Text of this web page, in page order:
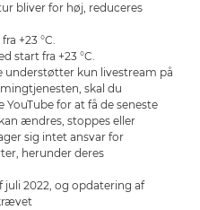
bliver for høj, reduceres
+23 °C.
start fra +23 °C.
understøtter kun livestream på
skal du
YouTube for at få de seneste
ændres, stoppes eller
sig intet ansvar for
herunder deres
juli 2022, og opdatering af